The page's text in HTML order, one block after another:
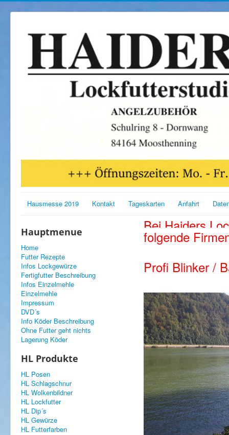
Hausmesse 2019 Kontakt Tageskarten Anfahrt
Hauptmenue
Home
Futter Rezepte
Infos Lockgewürze
Fertigfutter Beschreibung
Infos Einzelmehle
Einzelmehle
Impressum
DVD´s
Info Köder Beschreibung
Ohne Futter geht nichts
Lagerung Köder
HL Produkte
HL Posen
HL Schlagschnur
HL Wolkenbildner
HL Lockfutter
HL Dip´s
HL Gewürze
HL Futterfarben
Bei Haiders
folgende
Profi Blinker /